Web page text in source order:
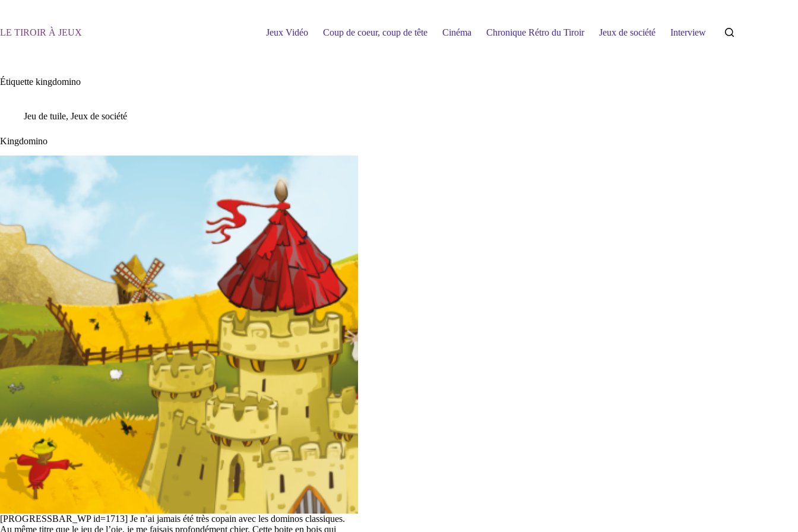
LE TIROIR À JEUX Jeux Vidéo Coup de coeur, coup de tête Cinéma Chronique Rétro du Tiroir Jeux de société Interview
Étiquette kingdomino
Jeu de tuile, Jeux de société
Kingdomino
[PROGRESSBAR_WP id=1713] Je n’ai jamais été très copain avec les dominos classiques.
Au même titre que le jeu de l’oie, je me faisais profondément chier. Cette boite en bois qui